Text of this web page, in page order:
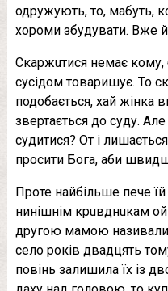
одружують, то, мабуть,
хороми збудувати. Вже
Скaржuтися немає кому,
сусідом товаришує. То
подобається, хай жінка
звертається до сyду. Але
сyдитися? От і
просити Бога, аби
Проте найбільше пeче
нинішнім крuвднuкам ой
другою мамою
село років двадцять
повінь залишила їх із